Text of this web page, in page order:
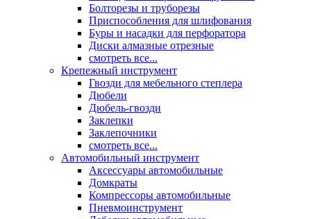
Болторезы и труборезы
Приспособления для шлифования
Буры и насадки для перфоратора
Диски алмазные отрезные
смотреть все...
Крепежный инструмент
Гвозди для мебельного степлера
Дюбели
Дюбель-гвозди
Заклепки
Заклепочники
смотреть все...
Автомобильный инструмент
Аксессуары автомобильные
Домкраты
Компрессоры автомобильные
Пневмоинструмент